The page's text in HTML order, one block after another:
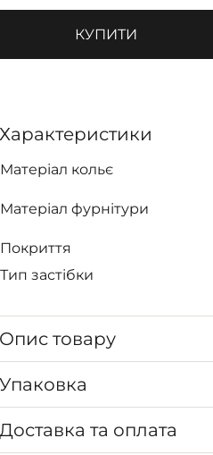
КУПИТИ
Характеристики
Матеріал кольє
Матеріал фурнітури
Покриття
Тип застібки
Опис товару
Упаковка
Доставка та оплата